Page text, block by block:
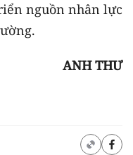
nguồn nhân lực
ANH THƯ